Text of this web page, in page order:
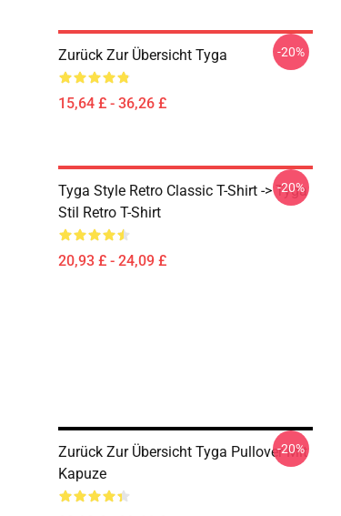
Zurück Zur Übersicht Tyga
15,64 £ - 36,26 £
-20%
Tyga Style Retro Classic T-Shirt -> Tyga
Stil Retro T-Shirt
20,93 £ - 24,09 £
-20%
Zurück Zur Übersicht Tyga Pullover Mit
Kapuze
-20%